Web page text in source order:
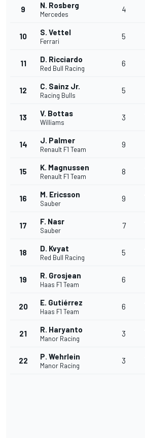
9 N. Rosberg
Mercedes
4
10 S. Vettel
Ferrari
5
11 D. Ricciardo
Red Bull Racing
6
12 C. Sainz Jr.
Racing Bulls
5
13 V. Bottas
Williams
3
14 J. Palmer
Renault F1 Team
9
15 K. Magnussen
Renault F1 Team
8
16 M. Ericsson
Sauber
9
17 F. Nasr
Sauber
7
18 D. Kvyat
Red Bull Racing
5
19 R. Grosjean
Haas F1 Team
6
20 E. Gutiérrez
Haas F1 Team
6
21 R. Haryanto
Manor Racing
3
22 P. Wehrlein
Manor Racing
3